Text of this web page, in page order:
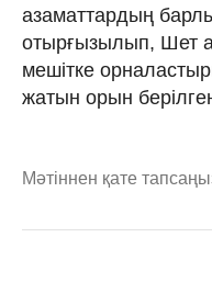
азаматтардың
отырғызылып, Шет
мешітке
жатын орын
Мәтіннен қате